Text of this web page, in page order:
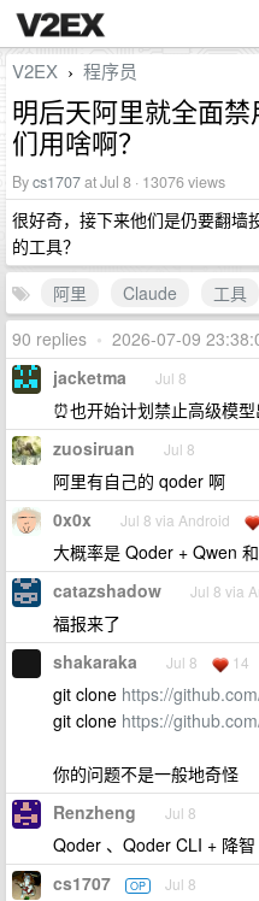
V2EX › 程序员
明后天阿里就全面
们用啥啊？
Bycs1707at Jul 8 · 13076 views
很好奇，接下来他们是仍要翻墙
的工具？
阿里
Claude
工具
90 replies • 2026-07-09
jacketma Jul 8
⏰也开始计划禁止高级模
zuosiruan Jul 8
阿里有自己的 qoder 啊
0x0x Jul 8 via Android
大概率是 Qoder + Qwen
catazshadow Jul 8 via
福报来了
shakaraka Jul 8 14
git clone https://
git clone https://
你的问题不是一般地奇怪
Renzheng Jul 8
Qoder 、Qoder CLI + 降
cs1707 OP Jul 8